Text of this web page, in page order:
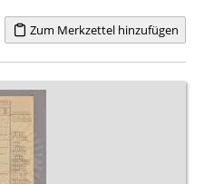
Zum Merkzettel hinzufügen